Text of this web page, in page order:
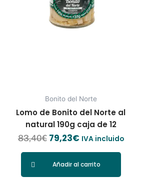
Bonito del Norte
Lomo de Bonito del Norte al
natural 190g caja de 12
83,40€ 79,23€ IVA incluido
Añadir al carrito